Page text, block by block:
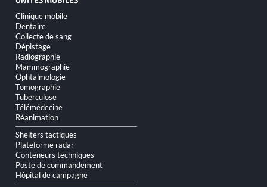
Aller
au
contenu
Clinique mobile
Dentaire
Collecte de sang
Dépistage
Radiographie
Mammographie
Ophtalmologie
Tomographie
Tuberculose
Télémédecine
Réanimation
Shelters tactiques
Plateforme radar
Conteneurs techniques
Poste de commandement
Hôpital de campagne